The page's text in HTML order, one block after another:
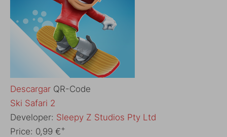
Descargar QR-Code
‎Ski Safari 2
Developer: Sleepy Z Studios Pty Ltd
Price: 0,99 €+